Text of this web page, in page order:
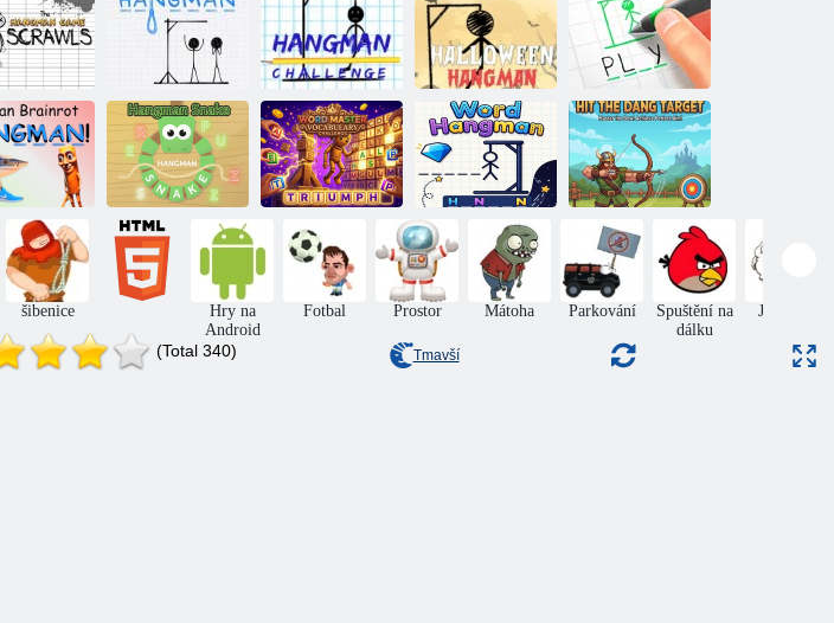
Scribble Popravčí
Hangman
Challenge
Halloween
šibenice
Šibenice
mozková
viselitsa
Šibenice: Had
Mistr slova: Test
slovní zásoby
Puzzle šibenice Nebezpečný cíl
šibenice
Hry na
Android
Fotbal Prostor Mátoha Parkování
Spuštění na
dálku
Jumping
(Total 340) Tmavší